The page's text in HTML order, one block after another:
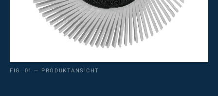
FIG. 01 — PRODUKTANSICHT